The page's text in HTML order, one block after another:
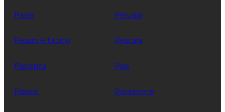
Pavia Perugia
Pesaro e Urbino Pescara
Piacenza Pisa
Pistoia Pordenone